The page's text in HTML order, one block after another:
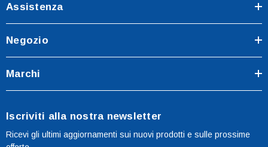
Assistenza
Negozio
Marchi
Iscriviti alla nostra newsletter
Ricevi gli ultimi aggiornamenti sui nuovi prodotti e sulle prossime